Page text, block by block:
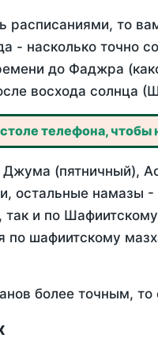
то
- насколько точно
до Фаджра
восхода солнца
телефона, чтобы
Джума (пятничный),
остальные
и по
шафиитскому
более точным,